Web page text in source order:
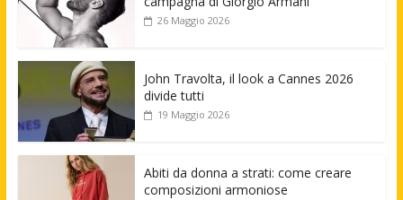
26 Maggio 2026
John Travolta, il look a Cannes 2026
divide tutti
19 Maggio 2026
Abiti da donna a strati: come creare
composizioni armoniose